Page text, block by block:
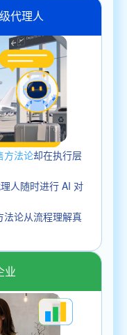
代理人
方法论却在执行层
人随时进行 AI 对
法论从流程理解真
业